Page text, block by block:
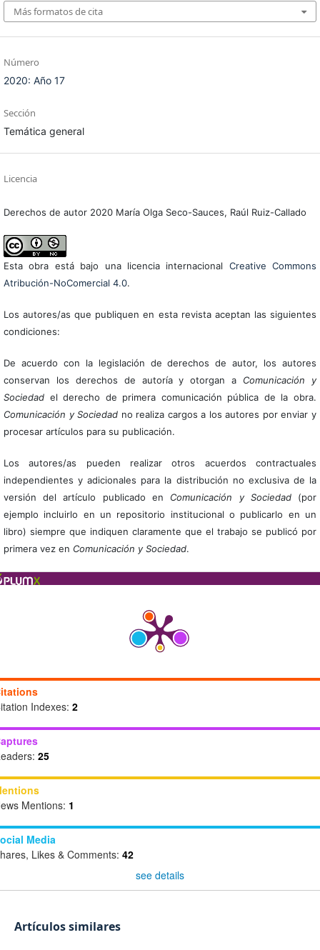
Más formatos de cita
Número
2020: Año 17
Sección
Temática general
Licencia
Derechos de autor 2020 María Olga Seco-Sauces, Raúl Ruiz-Callado
Esta obra está bajo una licencia internacional Creative Commons
Atribución-NoComercial 4.0.
Los autores/as que publiquen en esta revista aceptan las siguientes
condiciones:
De acuerdo con la legislación de derechos de autor, los autores
conservan los derechos de autoría y otorgan a Comunicación y
Sociedadel derecho de primera comunicación pública de la obra.
Comunicación y Sociedad no realiza cargos a los autores por enviar y
procesar artículos para su publicación.
Los autores/as pueden realizar otros acuerdos contractuales
independientes y adicionales para la distribución no exclusiva de la
versión del artículo publicado en Comunicación y Sociedad(por
ejemplo incluirlo en un repositorio institucional o publicarlo en un
libro) siempre que indiquen claramente que el trabajo se publicó por
primera vez en Comunicación y Sociedad.
Indexes: 2
25
Mentions: 1
Media
Likes & Comments: 42
see details
Artículos similares